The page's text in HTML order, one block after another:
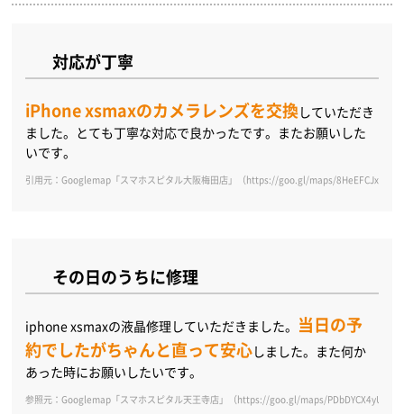
対応が丁寧
iPhone xsmaxのカメラレンズを交換していただき
ました。とても丁寧な対応で良かったです。またお願いした
いです。
引用元：Googlemap「スマホスピタル大阪梅田店」（https://goo.gl/maps/
その日のうちに修理
iphone xsmaxの液晶修理していただきました。 当日の予
約でしたがちゃんと直って安心しました。また何か
あった時にお願いしたいです。
参照元：Googlemap「スマホスピタル天王寺店」（https://goo.gl/maps/